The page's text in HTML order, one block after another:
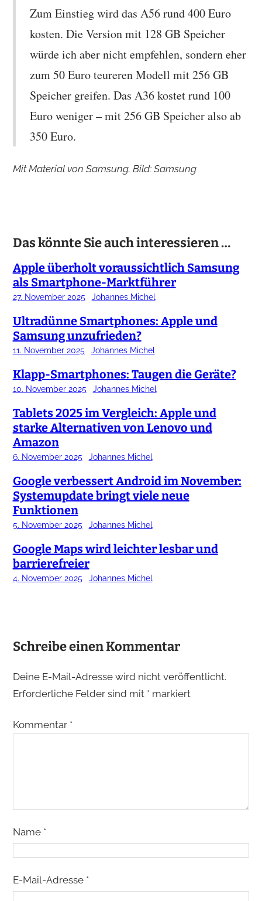
Zum Einstieg wird das A56 rund 400 Euro
kosten. Die Version mit 128 GB Speicher
würde ich aber nicht empfehlen, sondern eher
zum 50 Euro teureren Modell mit 256 GB
Speicher greifen. Das A36 kostet rund 100
Euro weniger – mit 256 GB Speicher also ab
350 Euro.
Mit Material von Samsung. Bild: Samsung
Das könnte Sie auch interessieren …
Apple überholt voraussichtlich Samsung
als Smartphone-Marktführer
27. November 2025 Johannes Michel
Ultradünne Smartphones: Apple und
Samsung unzufrieden?
11. November 2025 Johannes Michel
Klapp-Smartphones: Taugen die Geräte?
10. November 2025 Johannes Michel
Tablets 2025 im Vergleich: Apple und
starke Alternativen von Lenovo und
Amazon
6. November 2025 Johannes Michel
Google verbessert Android im November:
Systemupdate bringt viele neue
Funktionen
5. November 2025 Johannes Michel
Google Maps wird leichter lesbar und
barrierefreier
4. November 2025 Johannes Michel
Schreibe einen Kommentar
Deine E-Mail-Adresse wird nicht veröffentlicht.
Erforderliche Felder sind mit *markiert
Kommentar *
Name *
E-Mail-Adresse *